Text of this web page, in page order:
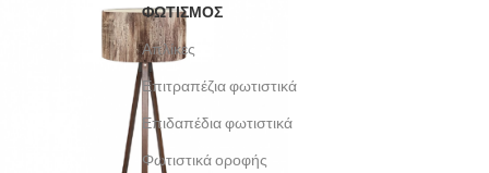
ΦΩΤΙΣΜΟΣ
Απλίκες
Επιτραπέζια φωτιστικά
Επιδαπέδια φωτιστικά
Φωτιστικά οροφής